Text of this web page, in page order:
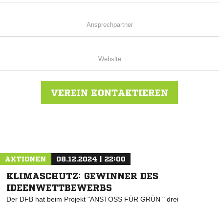
Ansprechpartner
Website
VEREIN KONTAKTIEREN
AKTIONEN 08.12.2024 | 22:00
KLIMASCHUTZ: GEWINNER DES
IDEENWETTBEWERBS
Der DFB hat beim Projekt "ANSTOSS FÜR GRÜN " drei